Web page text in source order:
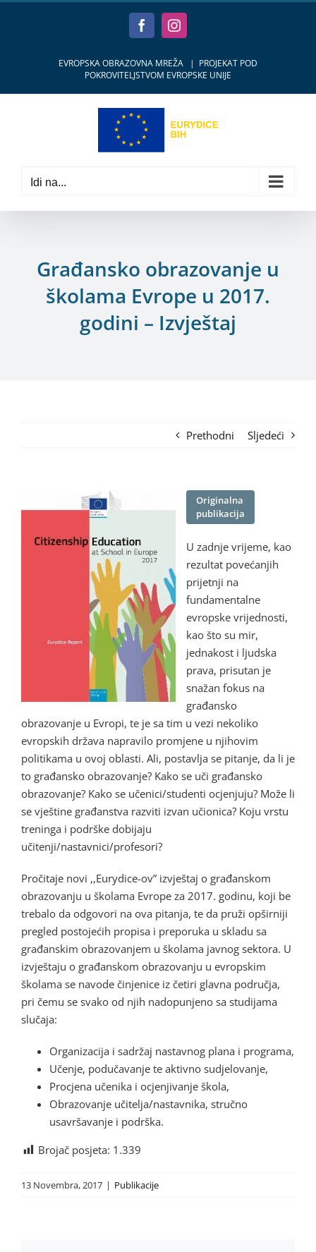
FacebookInstagram
EVROPSKA OBRAZOVNA MREŽA | PROJEKAT POD
POKROVITELJSTVOM EVROPSKE UNIJE
Idi na...
Građansko obrazovanje u
školama Evrope u 2017.
godini – Izvještaj
Prethodni Sljedeći
Originalna
publikacija
U zadnje vrijeme, kao
rezultat povećanjih
prijetnji na
fundamentalne
evropske vrijednosti,
kao što su mir,
jednakost i ljudska
prava, prisutan je
snažan fokus na
građansko
obrazovanje u Evropi, te je sa tim u vezi nekoliko
evropskih država napravilo promjene u njihovim
politikama u ovoj oblasti. Ali, postavlja se pitanje, da li je
to građansko obrazovanje? Kako se uči građansko
obrazovanje? Kako se učenici/studenti ocjenjuju? Može li
se vještine građanstva razviti izvan učionica? Koju vrstu
treninga i podrške dobijaju
učitenji/nastavnici/profesori?
Pročitaje novi ,,Eurydice-ov” izvještaj o građanskom
obrazovanju u školama Evrope za 2017. godinu, koji be
trebalo da odgovori na ova pitanja, te da pruži opširniji
pregled postojećih propisa i preporuka u skladu sa
građanskim obrazovanjem u školama javnog sektora. U
izvještaju o građanskom obrazovanju u evropskim
školama se navode činjenice iz četiri glavna područja,
pri čemu se svako od njih nadopunjeno sa studijama
slučaja:
Organizacija i sadržaj nastavnog plana i programa,
Učenje, podučavanje te aktivno sudjelovanje,
Procjena učenika i ocjenjivanje škola,
Obrazovanje učitelja/nastavnika, stručno
usavršavanje i podrška.
Brojač posjeta: 1.339
13 Novembra, 2017 | Publikacije